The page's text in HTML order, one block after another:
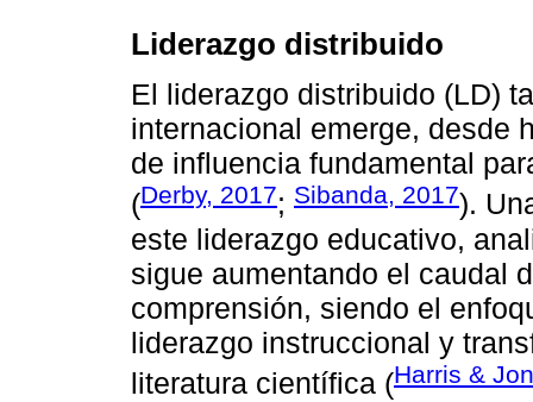
Liderazgo distribuido
El liderazgo distribuido (LD)
internacional emerge, desde
de influencia fundamental
(Derby, 2017; Sibanda, 2017).
este liderazgo educativo,
sigue aumentando el caudal
comprensión, siendo el
liderazgo instruccional y
literatura científica (Harris &